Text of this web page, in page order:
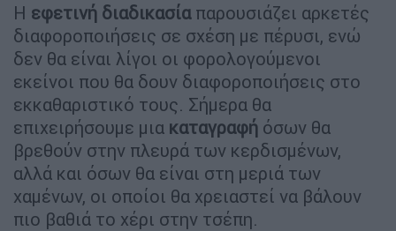
Η εφετινή διαδικασίαπαρουσιάζει αρκετές
διαφοροποιήσεις σε σχέση με πέρυσι, ενώ
δεν θα είναι λίγοι οι φορολογούμενοι
εκείνοι που θα δουν διαφοροποιήσεις στο
εκκαθαριστικό τους. Σήμερα θα
επιχειρήσουμε μια καταγραφή όσων θα
βρεθούν στην πλευρά των κερδισμένων,
αλλά και όσων θα είναι στη μεριά των
χαμένων, οι οποίοι θα χρειαστεί να βάλουν
πιο βαθιά το χέρι στην τσέπη.